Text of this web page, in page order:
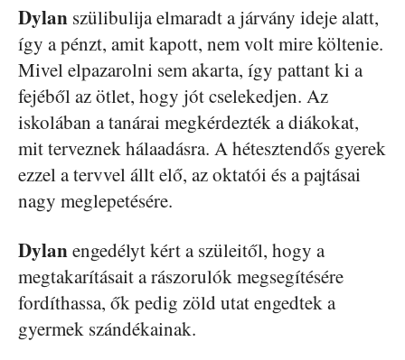
Dylan szülibulija elmaradt a járvány ideje alatt,
így a pénzt, amit kapott, nem volt mire költenie.
Mivel elpazarolni sem akarta, így pattant ki a
fejéből az ötlet, hogy jót cselekedjen. Az
iskolában a tanárai megkérdezték a diákokat,
mit terveznek hálaadásra. A hétesztendős gyerek
ezzel a tervvel állt elő, az oktatói és a pajtásai
nagy meglepetésére.
Dylanengedélyt kért a szüleitől, hogy a
megtakarításait a rászorulók megsegítésére
fordíthassa, ők pedig zöld utat engedtek a
gyermek szándékainak.